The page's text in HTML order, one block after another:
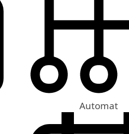
Automat